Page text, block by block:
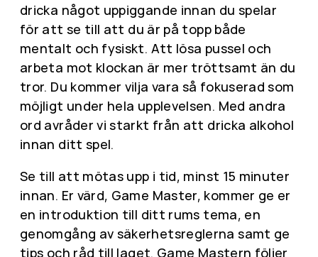
dricka något uppiggande innan du spelar
för att se till att du är på topp både
mentalt och fysiskt. Att lösa pussel och
arbeta mot klockan är mer tröttsamt än du
tror. Du kommer vilja vara så fokuserad som
möjligt under hela upplevelsen. Med andra
ord avråder vi starkt från att dricka alkohol
innan ditt spel.
Se till att mötas upp i tid, minst 15 minuter
innan. Er värd, Game Master, kommer ge er
en introduktion till ditt rums tema, en
genomgång av säkerhetsreglerna samt ge
tips och råd till laget. Game Mastern följer